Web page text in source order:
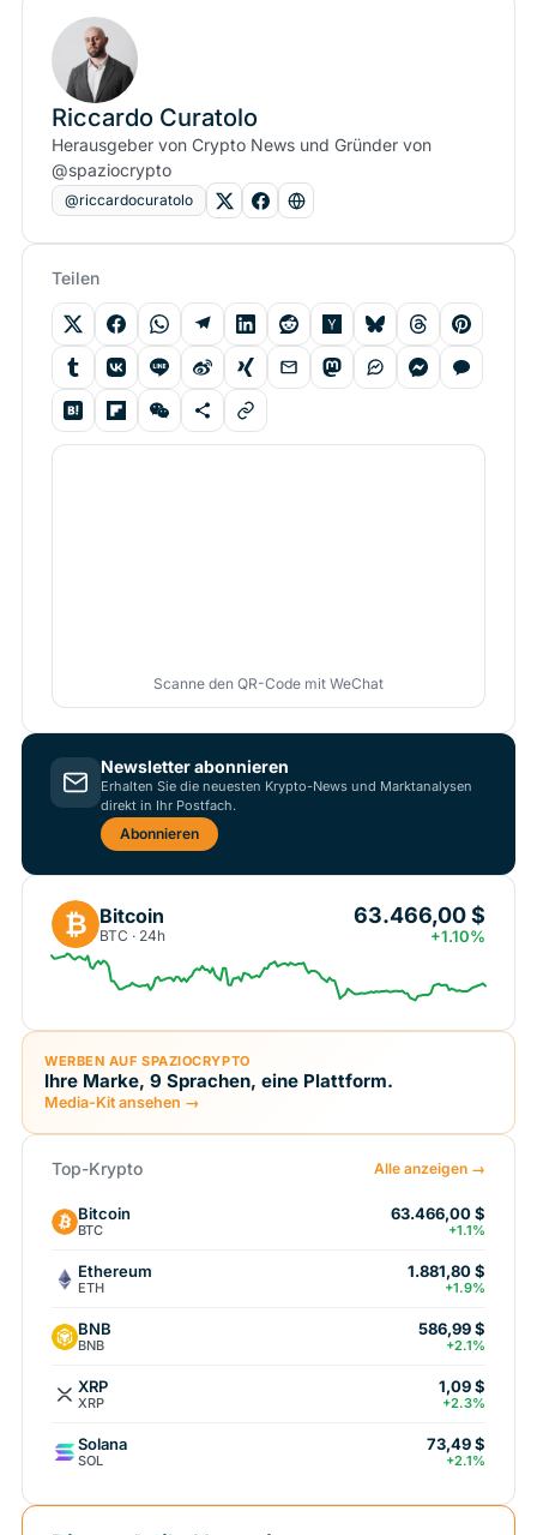
Riccardo Curatolo
Herausgeber von Crypto News und Gründer von
@spaziocrypto
@riccardocuratolo
Teilen
Scanne den QR-Code mit WeChat
Newsletter abonnieren
Erhalten Sie die neuesten Krypto-News und Marktanalysen
direkt in Ihr Postfach.
Abonnieren
₿ Bitcoin
BTC · 24h
63.466,00 $
+1.10%
WERBEN AUF SPAZIOCRYPTO
Ihre Marke, 9 Sprachen, eine Plattform.
Media-Kit ansehen →
Top-Krypto Alle anzeigen →
Bitcoin
BTC
63.466,00 $
+1.1%
Ethereum
ETH
1.881,80 $
+1.9%
BNB
BNB
586,99 $
+2.1%
XRP
XRP
1,09 $
+2.3%
Solana
SOL
73,49 $
+2.1%